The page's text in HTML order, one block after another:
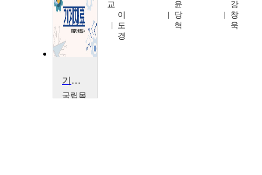
교
이
도
경
윤
당
혁
강
창
욱
기계재료
국립목